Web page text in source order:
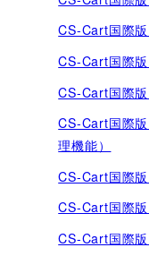
CS-Cart国際
CS-Cart国際
CS-Cart国際
CS-Cart国際
理機能）
CS-Cart国際
CS-Cart国際
CS-Cart国際